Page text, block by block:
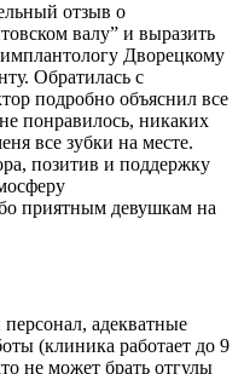
отзыв о
валу”​ и выразить
Дворецкому
Обратилась с
подробно объяснил все
понравилось, никаких
все зубки на месте.​
позитив и поддержку
приятным девушкам на
адекватные
(клиника работает до 9
не может брать отгулы